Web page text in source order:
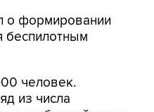
о формировании
беспилотным
человек.
из числа